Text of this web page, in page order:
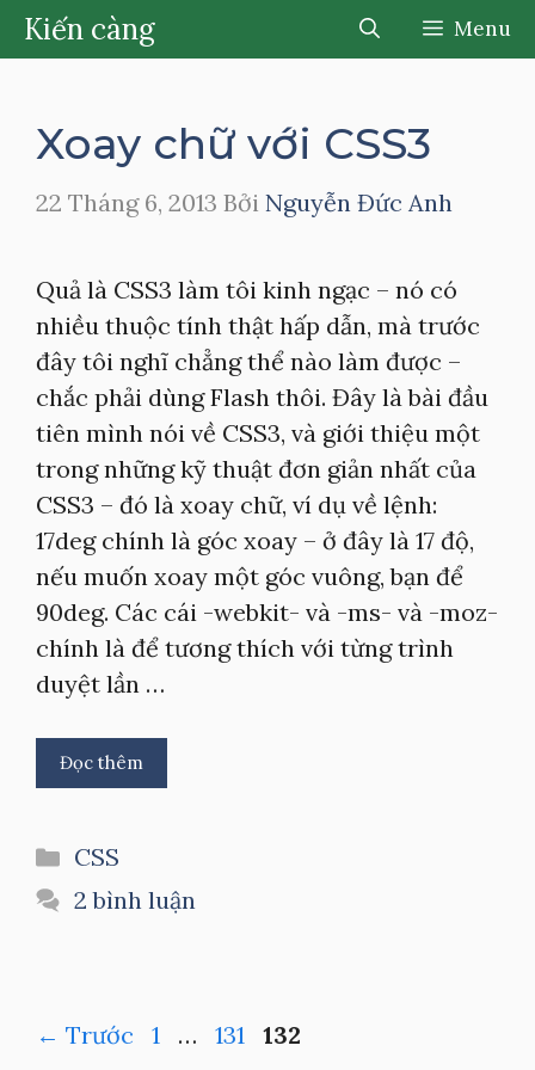
Chuyển
đến
dung
Kiến càng Menu
Xoay chữ với CSS3
22 Tháng 6, 2013 Bởi Nguyễn Đức Anh
Quả là CSS3 làm tôi kinh ngạc – nó có
nhiều thuộc tính thật hấp dẫn, mà trước
đây tôi nghĩ chẳng thể nào làm được –
chắc phải dùng Flash thôi. Đây là bài đầu
tiên mình nói về CSS3, và giới thiệu một
trong những kỹ thuật đơn giản nhất của
CSS3 – đó là xoay chữ, ví dụ về lệnh:
17deg chính là góc xoay – ở đây là 17 độ,
nếu muốn xoay một góc vuông, bạn để
90deg. Các cái -webkit- và -ms- và -moz-
chính là để tương thích với từng trình
duyệt lần …
Đọc thêm
Danh
mục
CSS
2 bình luận
← Trước Trang
1 … Trang
131 Trang
132